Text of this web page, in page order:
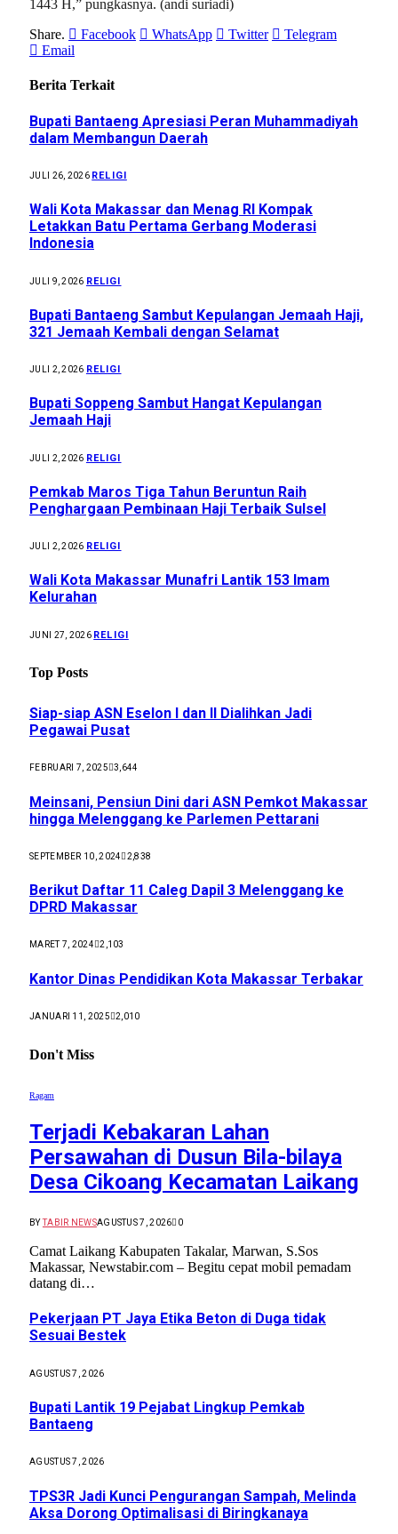
1443 H,” pungkasnya. (andi suriadi)
Share.
Facebook WhatsApp Twitter
Telegram
Email
Berita Terkait
Bupati Bantaeng Apresiasi Peran Muhammadiyah
dalam Membangun Daerah
JULI 26, 2026 RELIGI
Wali Kota Makassar dan Menag RI Kompak
Letakkan Batu Pertama Gerbang Moderasi
Indonesia
JULI 9, 2026 RELIGI
Bupati Bantaeng Sambut Kepulangan Jemaah Haji,
321 Jemaah Kembali dengan Selamat
JULI 2, 2026 RELIGI
Bupati Soppeng Sambut Hangat Kepulangan
Jemaah Haji
JULI 2, 2026 RELIGI
Pemkab Maros Tiga Tahun Beruntun Raih
Penghargaan Pembinaan Haji Terbaik Sulsel
JULI 2, 2026 RELIGI
Wali Kota Makassar Munafri Lantik 153 Imam
Kelurahan
JUNI 27, 2026 RELIGI
Top Posts
Siap-siap ASN Eselon I dan II Dialihkan Jadi
Pegawai Pusat
FEBRUARI 7, 2025 3,644
Meinsani, Pensiun Dini dari ASN Pemkot Makassar
hingga Melenggang ke Parlemen Pettarani
SEPTEMBER 10, 2024 2,838
Berikut Daftar 11 Caleg Dapil 3 Melenggang ke
DPRD Makassar
MARET 7, 2024 2,103
Kantor Dinas Pendidikan Kota Makassar Terbakar
JANUARI 11, 2025 2,010
Don't Miss
Ragam
Terjadi Kebakaran Lahan
Persawahan di Dusun Bila-bilaya
Desa Cikoang Kecamatan Laikang
BY TABIR NEWSAGUSTUS 7, 2026 0
Camat Laikang Kabupaten Takalar, Marwan, S.Sos
Makassar, Newstabir.com – Begitu cepat mobil pemadam
datang di…
Pekerjaan PT Jaya Etika Beton di Duga tidak
Sesuai Bestek
AGUSTUS 7, 2026
Bupati Lantik 19 Pejabat Lingkup Pemkab
Bantaeng
AGUSTUS 7, 2026
TPS3R Jadi Kunci Pengurangan Sampah, Melinda
Aksa Dorong Optimalisasi di Biringkanaya